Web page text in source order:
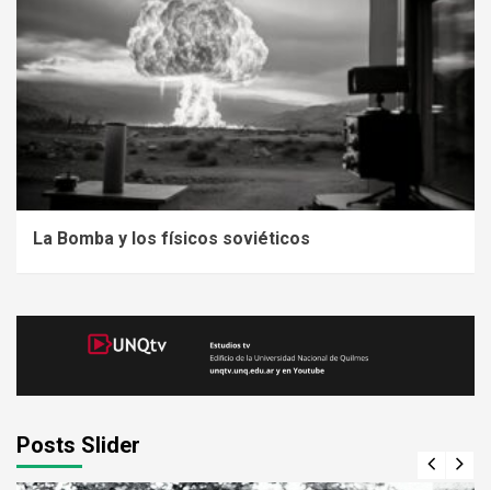
La Bomba y los físicos soviéticos
Posts Slider